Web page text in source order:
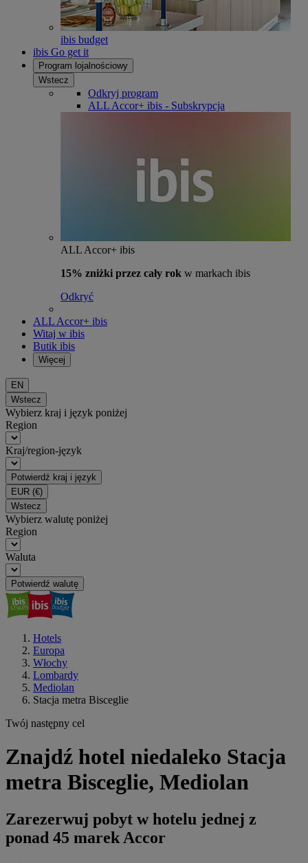
ibis budget
ibis Go get it
Program lojalnościowy
Wstecz
Odkryj program
ALL Accor+ ibis - Subskrypcja
ALL Accor+ ibis
15% zniżki przez cały rok w markach ibis
Odkryć
ALL Accor+ ibis
Witaj w ibis
Butik ibis
Więcej
EN
Wstecz
Wybierz kraj i język poniżej
Region
Kraj/region-język
Potwierdź kraj i język
EUR (€)
Wstecz
Wybierz walutę poniżej
Region
Waluta
Potwierdź walutę
Hotels
Europa
Włochy
Lombardy
Mediolan
Stacja metra Bisceglie
Twój następny cel
Znajdź hotel niedaleko Stacja
metra Bisceglie, Mediolan
Zarezerwuj pobyt w hotelu jednej z
ponad 45 marek Accor